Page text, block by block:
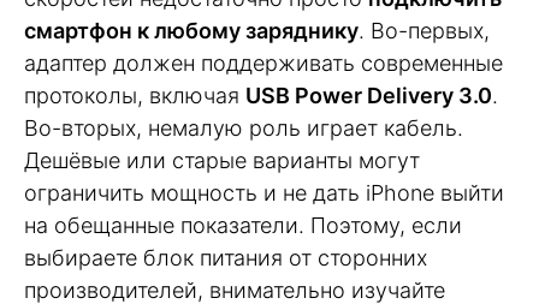
смартфон к любому заряднику. Во-первых,
адаптер должен поддерживать современные
протоколы, включая USB Power Delivery 3.0.
Во-вторых, немалую роль играет кабель.
Дешёвые или старые варианты могут
ограничить мощность и не дать iPhone выйти
на обещанные показатели. Поэтому, если
выбираете блок питания от сторонних
производителей, внимательно изучайте